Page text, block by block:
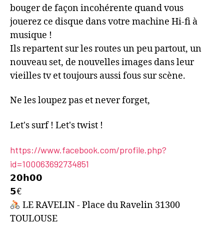
bouger de façon incohérente quand vous
jouerez ce disque dans votre machine Hi-fi à
musique !
Ils repartent sur les routes un peu partout, un
nouveau set, de nouvelles images dans leur
vieilles tv et toujours aussi fous sur scène.
Ne les loupez pas et never forget,
Let's surf ! Let's twist !
https://www.facebook.com/profile.php?
id=100063692734851
𝟮𝟬𝗵𝟬𝟬
𝟱€
LE RAVELIN - Place du Ravelin 31300
TOULOUSE